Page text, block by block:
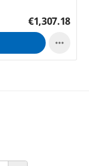
€1,307.18
